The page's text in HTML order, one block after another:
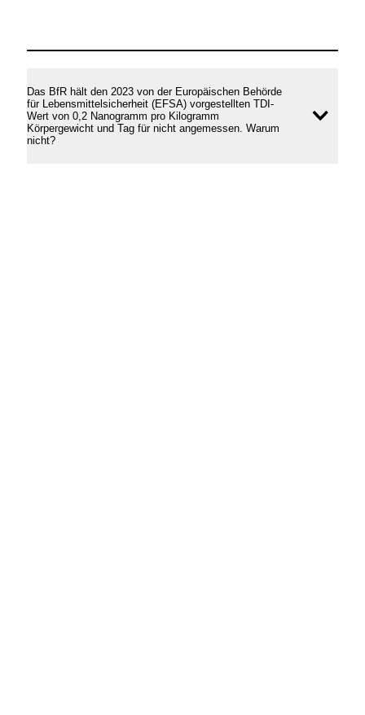
Das BfR hält den 2023 von der Europäischen Behörde
für Lebensmittelsicherheit (EFSA) vorgestellten TDI-
Wert von 0,2 Nanogramm pro Kilogramm
Körpergewicht und Tag für nicht angemessen. Warum
nicht?